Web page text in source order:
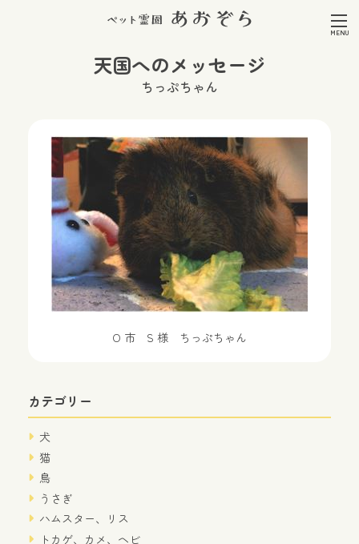
天国へのメッセージ
ちっぷちゃん
O 市 S 様 ちっぷちゃん
カテゴリー
犬
猫
鳥
うさぎ
ハムスター、リス
トカゲ、カメ、ヘビ